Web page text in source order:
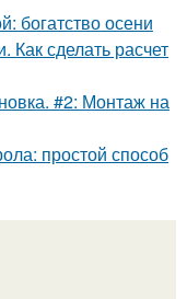
богатство осени
Как сделать расчет
#2: Монтаж на
простой способ